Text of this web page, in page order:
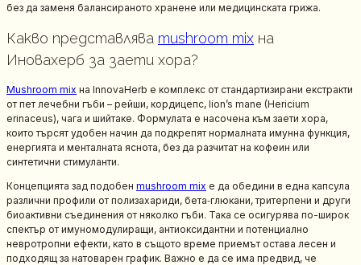
без да заменя балансираното хранене или медицинската грижа.
Какво представлява mushroom mix на
Иновахерб за заети хора?
Mushroom mix на InnovaHerb е комплекс от стандартизирани екстракти
от пет лечебни гъби – рейши, кордицепс, lion’s mane (Hericium
erinaceus), чага и шийтаке. Формулата е насочена към заети хора,
които търсят удобен начин да подкрепят нормалната имунна функция,
енергията и менталната яснота, без да разчитат на кофеин или
синтетични стимуланти.
Концепцията зад подобен mushroom mix е да обедини в една капсула
различни профили от полизахариди, бета‑глюкани, тритерпени и други
биоактивни съединения от няколко гъби. Така се осигурява по-широк
спектър от имуномодулиращи, антиоксидантни и потенциално
невротропни ефекти, като в същото време приемът остава лесен и
подходящ за натоварен график. Важно е да се има предвид, че